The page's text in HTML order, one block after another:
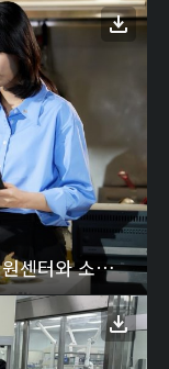
[CJ프레시웨이] 제주소상공인경영지원센터와 소상공인 외식업 컨설팅 지원사업 추진